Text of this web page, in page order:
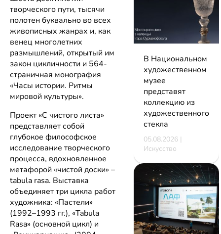
творческого пути, тысячи
полотен буквально во всех
живописных жанрах и, как
венец многолетних
размышлений, открытый им
закон цикличности и 564-
страничная монография
«Часы истории. Ритмы
мировой культуры».
Проект «С чистого листа»
представляет собой
глубокое философское
исследование творческого
процесса, вдохновленное
метафорой «чистой доски» –
tabula rasa. Выставка
объединяет три цикла работ
художника: «Пастели»
(1992–1993 гг.), «Tabula
Rasa» (основной цикл) и
В Национальном
художественном
музее
представят
коллекцию из
художественного
стекла
05.08.2026 |
Искусство